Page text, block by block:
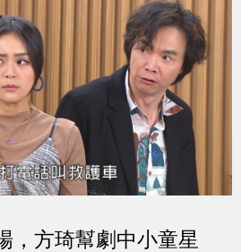
，方琦幫劇中小童星